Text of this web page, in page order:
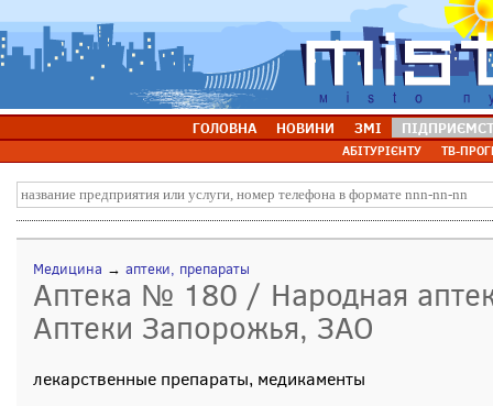
ГОЛОВНА НОВИНИ ЗМІ
АБІТУРІЄНТУ ТВ-
Медицина → аптеки, препараты
Аптека № 180 / Народная
Аптеки Запорожья, ЗАО
лекарственные препараты, медикаменты